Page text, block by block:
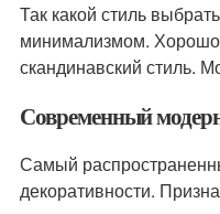
Так какой стиль
минимализмом. Хорошо
скандинавский стиль.
Современный
Самый
декоративности.